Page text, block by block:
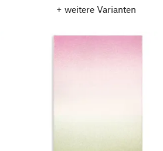
+ weitere Varianten